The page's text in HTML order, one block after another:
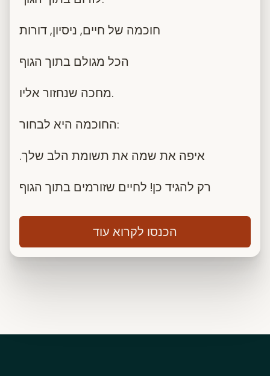
חוכמה של חיים, ניסיון, דורות
הכל מגולם בתוך הגוף
מחכה שנחזור אליו.
החוכמה היא לבחור:
.איפה את שמה את תשומת הלב שלך
רק להגיד כן! לחיים שזורמים בתוך הגוף
הכנסו לקרוא עוד